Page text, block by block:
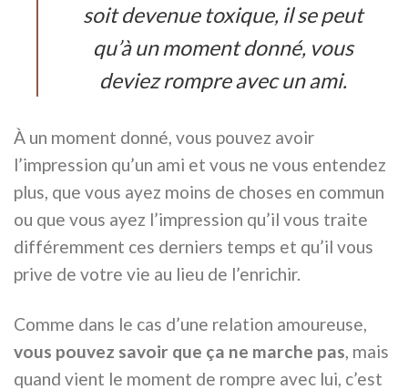
soit devenue toxique, il se peut
qu’à un moment donné, vous
deviez rompre avec un ami.
À un moment donné, vous pouvez avoir
l’impression qu’un ami et vous ne vous entendez
plus, que vous ayez moins de choses en commun
ou que vous ayez l’impression qu’il vous traite
différemment ces derniers temps et qu’il vous
prive de votre vie au lieu de l’enrichir.
Comme dans le cas d’une relation amoureuse,
vous pouvez savoir que ça ne marche pas , mais
quand vient le moment de rompre avec lui, c’est